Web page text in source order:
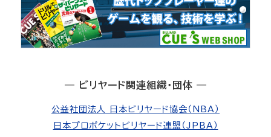
― ビリヤード関連組織・団体 ―
公益社団法人 日本ビリヤード協会（NBA）
日本プロポケットビリヤード連盟（JPBA）